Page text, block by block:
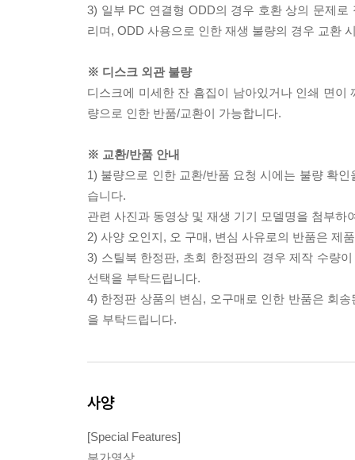
3) 일부 PC 연결형 ODD의 경우 호환 상의 문제
리며, ODD 사용으로 인한 재생 불량의 경우 교환
※ 디스크 외관 불량
디스크에 미세한 잔 흠집이 남아있거나 인쇄 면
량으로 인한 반품/교환이 가능합니다.
※ 교환/반품 안내
1) 불량으로 인한 교환/반품 요청 시에는 불량 확
습니다.
관련 사진과 동영상 및 재생 기기 모델명을 첨부하
2) 사양 오인지, 오 구매, 변심 사유로의 반품은 제
3) 스틸북 한정판, 초회 한정판의 경우 제작 수량
선택을 부탁드립니다.
4) 한정판 상품의 변심, 오구매로 인한 반품은 회
을 부탁드립니다.
사양
[Special Features]
부가영상